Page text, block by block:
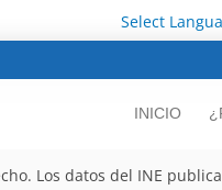
Select
INICIO
Los datos del INE